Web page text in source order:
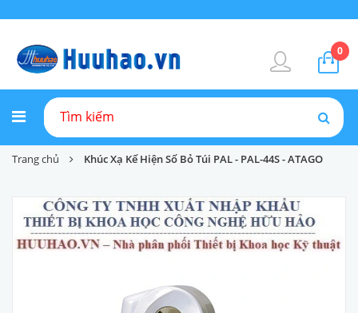
0
Trang chủ Khúc Xạ Kế Hiện Số Bỏ Túi PAL - PAL-44S - ATAGO